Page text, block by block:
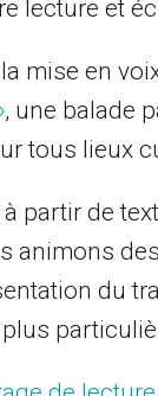
lecture et
mise en
, une balade
tous lieux
partir de
animons
du
plus